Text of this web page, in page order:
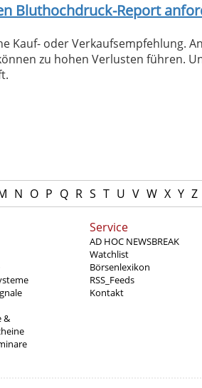
Bluthochdruck-Report
Kauf- oder Verkaufsempfehlung.
zu hohen Verlusten führen.
N O P Q R S T U V W X Y Z
&
Service
AD HOC NEWSBREAK
Watchlist
Börsenlexikon
RSS_Feeds
Kontakt